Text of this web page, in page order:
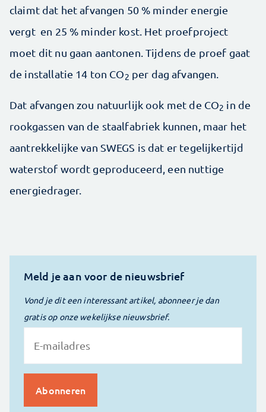
claimt dat het afvangen 50 % minder energie
vergt en 25 % minder kost. Het proefproject
moet dit nu gaan aantonen. Tijdens de proef gaat
de installatie 14 ton CO2 per dag afvangen.
Dat afvangen zou natuurlijk ook met de CO2 in de
rookgassen van de staalfabriek kunnen, maar het
aantrekkelijke van SWEGS is dat er tegelijkertijd
waterstof wordt geproduceerd, een nuttige
energiedrager.
Meld je aan voor de nieuwsbrief
Vond je dit een interessant artikel, abonneer je dan
gratis op onze wekelijkse nieuwsbrief.